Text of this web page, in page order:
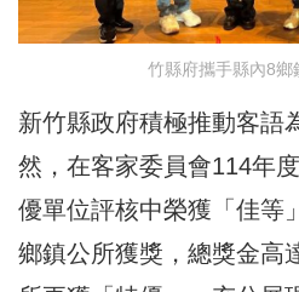
竹縣府攜手縣內8鄉
新竹縣政府積極推動客語
然，在客家委員會114年
優單位評核中榮獲「佳等
鄉鎮公所獲獎，總獎金高